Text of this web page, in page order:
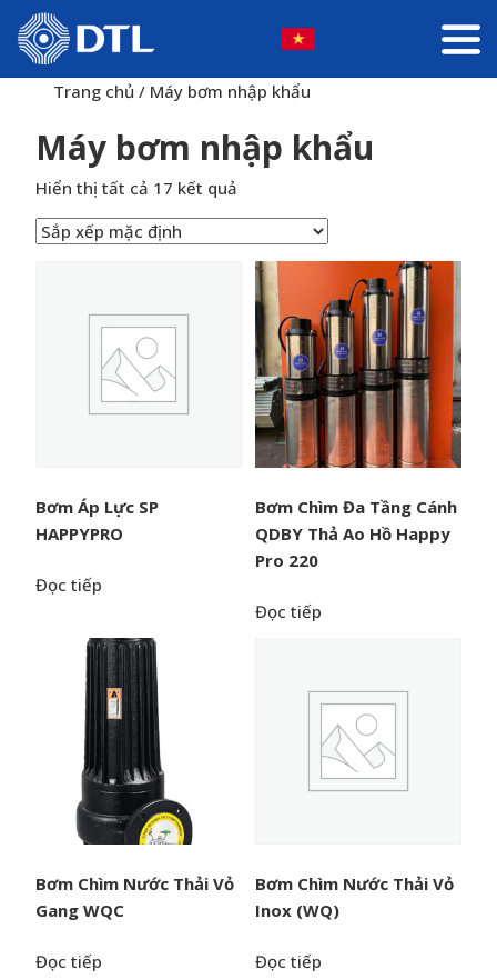
Trang chủ / Máy bơm nhập khẩu
Máy bơm nhập khẩu
Hiển thị tất cả 17 kết quả
Bơm Áp Lực SP
HAPPYPRO
Đọc tiếp
Bơm Chìm Đa Tầng Cánh
QDBY Thả Ao Hồ Happy
Pro 220
Đọc tiếp
Bơm Chìm Nước Thải Vỏ
Gang WQC
Đọc tiếp
Bơm Chìm Nước Thải Vỏ
Inox (WQ)
Đọc tiếp